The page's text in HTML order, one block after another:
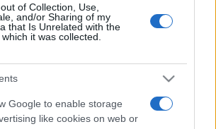
of Collection, Use,
and/or Sharing of my
that Is Unrelated with the
it was collected.
Google to enable storage
like cookies on web or
PORROGRAMMA
DEL 16 MAG 2026